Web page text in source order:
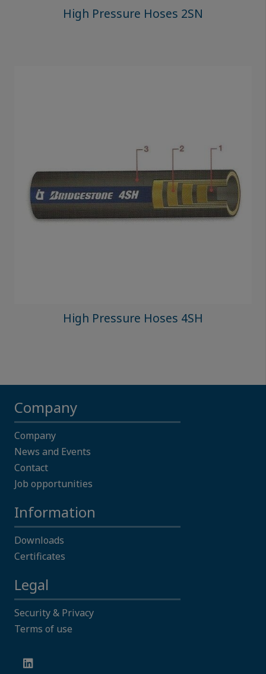
High Pressure Hoses 2SN
High Pressure Hoses 4SH
Company
Company
News and Events
Contact
Job opportunities
Information
Downloads
Certificates
Legal
Security & Privacy
Terms of use